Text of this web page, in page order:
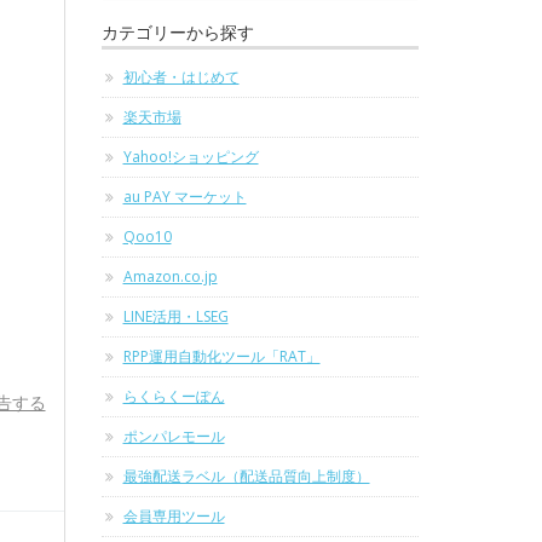
する
カテゴリーから探す
初心者・はじめて
楽天市場
Yahoo!ショッピング
au PAY マーケット
Qoo10
Amazon.co.jp
LINE活用・LSEG
RPP運用自動化ツール「RAT」
らくらくーぽん
ポンパレモール
最強配送ラベル（配送品質向上制度）
会員専用ツール